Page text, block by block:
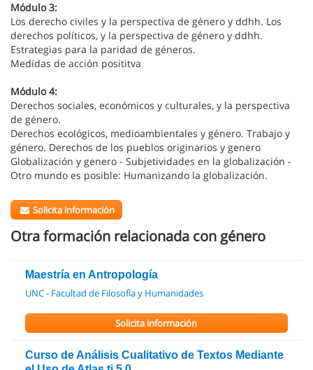
Módulo 3:
Los derecho civiles y la perspectiva de género y ddhh. Los
derechos políticos, y la perspectiva de género y ddhh.
Estrategias para la paridad de géneros.
Medidas de acción posititva
Módulo 4:
Derechos sociales, económicos y culturales, y la perspectiva
de género.
Derechos ecológicos, medioambientales y género. Trabajo y
género. Derechos de los pueblos originarios y genero
Globalización y genero - Subjetividades en la globalización -
Otro mundo es posible: Humanizando la globalización.
Solicita información
Otra formación relacionada con género
Maestría en Antropología
UNC - Facultad de Filosofía y Humanidades
Solicita información
Curso de Análisis Cualitativo de Textos Mediante